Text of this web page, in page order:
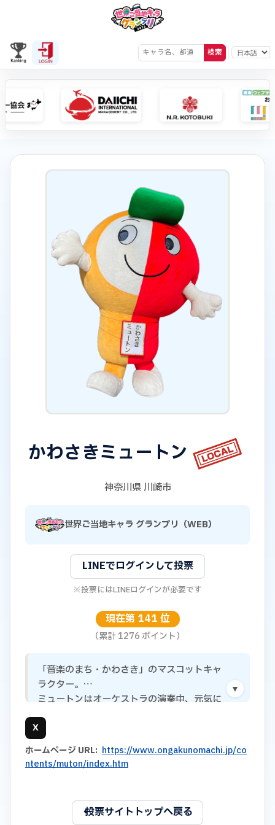
検索
かわさきミュ
かわさきミュートン
神奈川県 川崎市
世界ご当地キャラ グランプリ（WEB）
LINEでログインして投票
※投票にはLINEログインが必要です
現在第 141 位
（累計 1276 ポイント）
「音楽のまち・かわさき」のマスコットキャ
ラクター。
ミュートンはオーケストラの演奏中、元気に
飛び出してきた音符から生まれた㌧！頭のつ
ばさをくるくる回して、空を飛びながらいろ
んな音楽を探しにいく㌧～♪
▼
X
ホームページ URL: https://www.ongakunomachi.jp/co
ntents/muton/index.htm
← 投票サイトトップへ戻る